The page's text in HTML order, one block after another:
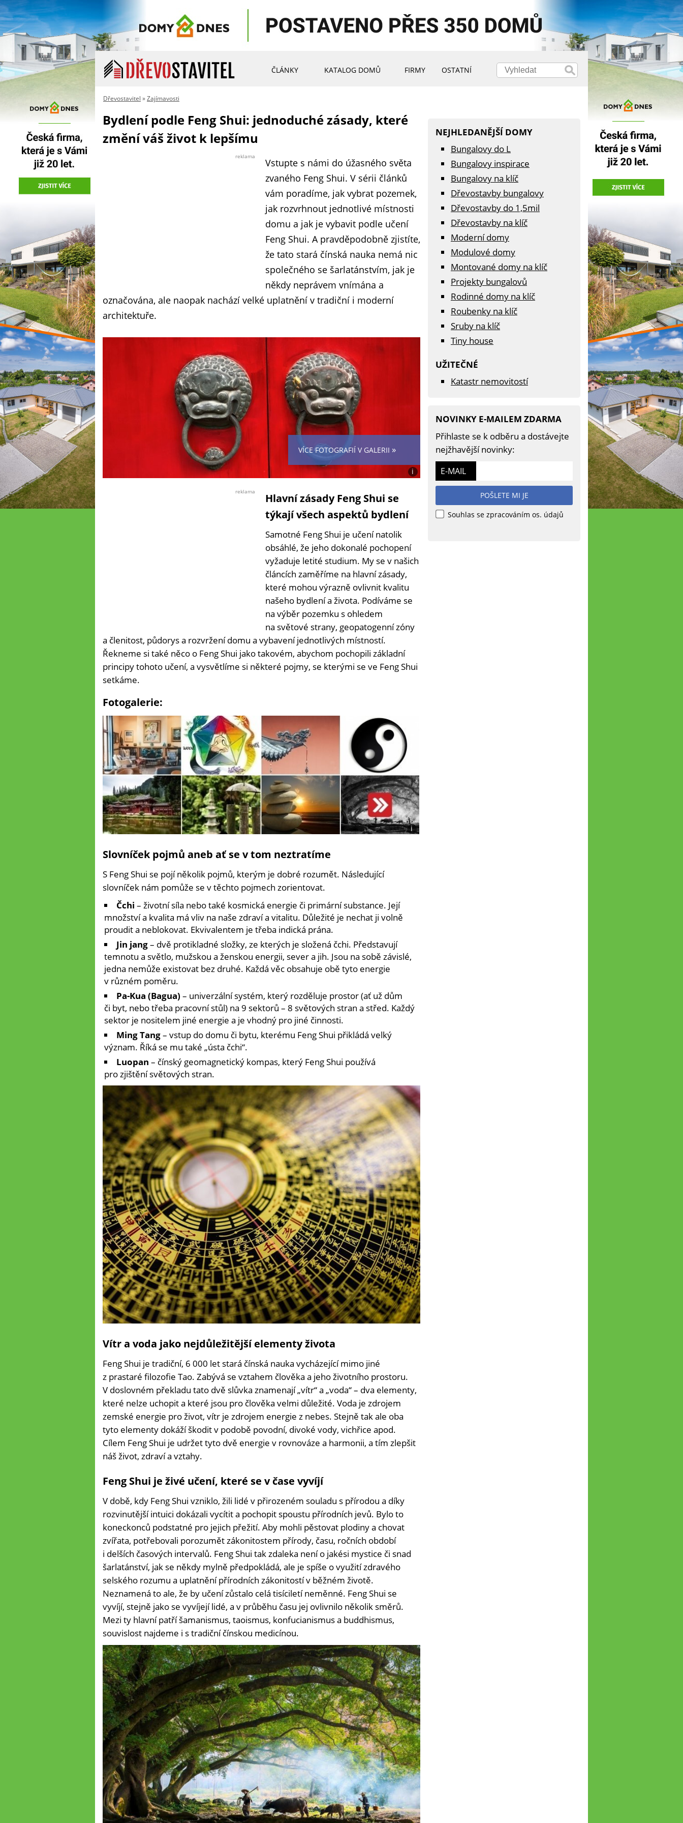
ČLÁNKY KATALOG DOMŮ FIRMY OSTATNÍ
Dřevostavitel »Zajímavosti
Bydlení podle Feng Shui: jednoduché zásady, které
změní váš život k lepšímu
reklama
Vstupte s námi do úžasného světa
zvaného Feng Shui. V sérii článků
vám poradíme, jak vybrat pozemek,
jak rozvrhnout jednotlivé místnosti
domu a jak je vybavit podle učení
Feng Shui. A pravděpodobně zjistíte,
že tato stará čínská nauka nemá nic
společného se šarlatánstvím, jak je
někdy neprávem vnímána a
označována, ale naopak nachází velké uplatnění v tradiční i moderní
architektuře.
VÍCE FOTOGRAFIÍ V GALERII »
i
Foto:
reklama
Hlavní zásady Feng Shui se
týkají všech aspektů bydlení
Samotné Feng Shui je učení natolik
obsáhlé, že jeho dokonalé pochopení
vyžaduje letité studium. My se v našich
článcích zaměříme na hlavní zásady,
které mohou výrazně ovlivnit kvalitu
našeho bydlení a života. Podíváme se
na výběr pozemku s ohledem
na světové strany, geopatogenní zóny
a členitost, půdorys a rozvržení domu a vybavení jednotlivých místností.
Řekneme si také něco o Feng Shui jako takovém, abychom pochopili základní
principy tohoto učení, a vysvětlíme si některé pojmy, se kterými se ve Feng Shui
setkáme.
Fotogalerie:
i
Foto:
hogan
Slovníček pojmů aneb ať se v tom neztratíme
S Feng Shui se pojí několik pojmů, kterým je dobré rozumět. Následující
slovníček nám pomůže se v těchto pojmech zorientovat.
Čchi – životní síla nebo také kosmická energie či primární substance. Její
množství a kvalita má vliv na naše zdraví a vitalitu. Důležité je nechat ji volně
proudit a neblokovat. Ekvivalentem je třeba indická prána.
Jin jang– dvě protikladné složky, ze kterých je složená čchi. Představují
temnotu a světlo, mužskou a ženskou energii, sever a jih. Jsou na sobě závislé,
jedna nemůže existovat bez druhé. Každá věc obsahuje obě tyto energie
v různém poměru.
Pa-Kua (Bagua) – univerzální systém, který rozděluje prostor (ať už dům
či byt, nebo třeba pracovní stůl) na 9 sektorů – 8 světových stran a střed. Každý
sektor je nositelem jiné energie a je vhodný pro jiné činnosti.
Ming Tang– vstup do domu či bytu, kterému Feng Shui přikládá velký
význam. Říká se mu také „ústa čchi“.
Luopan – čínský geomagnetický kompas, který Feng Shui používá
pro zjištění světových stran.
Vítr a voda jako nejdůležitější elementy života
Feng Shui je tradiční, 6 000 let stará čínská nauka vycházející mimo jiné
z prastaré filozofie Tao. Zabývá se vztahem člověka a jeho životního prostoru.
V doslovném překladu tato dvě slůvka znamenají „vítr“ a „voda“ – dva elementy,
které nelze uchopit a které jsou pro člověka velmi důležité. Voda je zdrojem
zemské energie pro život, vítr je zdrojem energie z nebes. Stejně tak ale oba
tyto elementy dokáží škodit v podobě povodní, divoké vody, vichřice apod.
Cílem Feng Shui je udržet tyto dvě energie v rovnováze a harmonii, a tím zlepšit
náš život, zdraví a vztahy.
Feng Shui je živé učení, které se v čase vyvíjí
V době, kdy Feng Shui vzniklo, žili lidé v přirozeném souladu s přírodou a díky
rozvinutější intuici dokázali vycítit a pochopit spoustu přírodních jevů. Bylo to
koneckonců podstatné pro jejich přežití. Aby mohli pěstovat plodiny a chovat
zvířata, potřebovali porozumět zákonitostem přírody, času, ročních období
i delších časových intervalů. Feng Shui tak zdaleka není o jakési mystice či snad
šarlatánství, jak se někdy mylně předpokládá, ale je spíše o využití zdravého
selského rozumu a uplatnění přírodních zákonitostí v běžném životě.
Neznamená to ale, že by učení zůstalo celá tisíciletí neměnné. Feng Shui se
vyvíjí, stejně jako se vyvíjejí lidé, a v průběhu času jej ovlivnilo několik směrů.
Mezi ty hlavní patří šamanismus, taoismus, konfucianismus a buddhismus,
souvislost najdeme i s tradiční čínskou medicínou.
NEJHLEDANĚJŠÍ DOMY
Bungalovy do L
Bungalovy inspirace
Bungalovy na klíč
Dřevostavby bungalovy
Dřevostavby do 1,5mil
Dřevostavby na klíč
Moderní domy
Modulové domy
Montované domy na klíč
Projekty bungalovů
Rodinné domy na klíč
Roubenky na klíč
Sruby na klíč
Tiny house
UŽITEČNÉ
Katastr nemovitostí
NOVINKY E-MAILEM ZDARMA
Přihlaste se k odběru a dostávejte
nejžhavější novinky:
E-MAIL
POŠLETE MI JE
Souhlas se zpracováním os. údajů